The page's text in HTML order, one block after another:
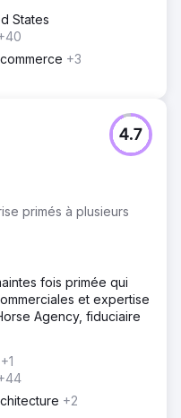
States
+3
primés à plusieurs
4.7
fois primée qui
et expertise
Agency, fiduciaire
+1
+2